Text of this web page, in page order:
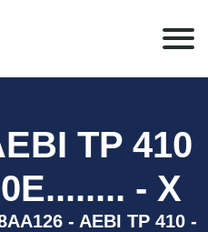
TP 410
- X
- AEBI TP 410 -